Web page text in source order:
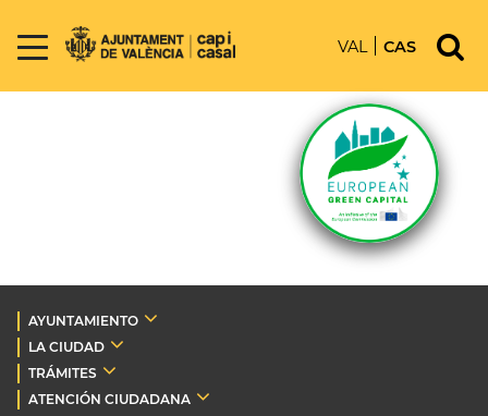
VAL CAS
AYUNTAMIENTO
LA CIUDAD
TRÁMITES
ATENCIÓN CIUDADANA